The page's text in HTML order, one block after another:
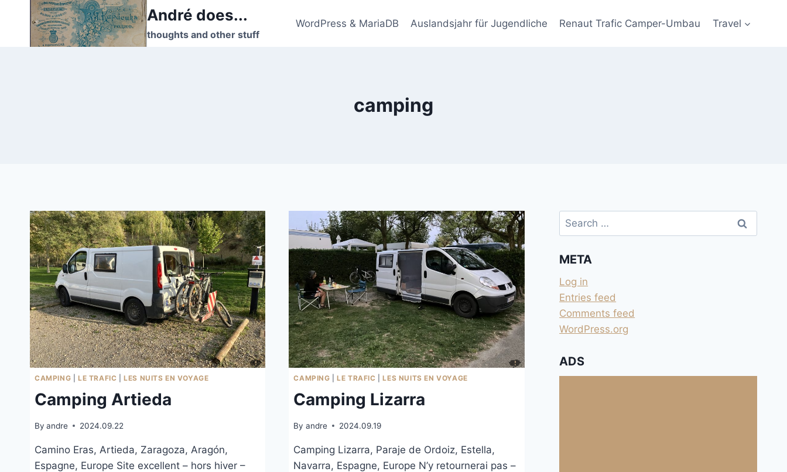
André does...
thoughts and other stuff
WordPress & MariaDB Auslandsjahr für Jugendliche Renaut Trafic Camper-Umbau Travel
camping
CAMPING LE TRAFIC |LES NUITS EN VOYAGE
Camping Artieda
By andre 2024.09.22
Camino Eras, Artieda, Zaragoza, Aragón,
Espagne, Europe Site excellent – hors hiver –
CAMPING |LE TRAFIC |LES NUITS EN VOYAGE
Camping Lizarra
By andre 2024.09.19
Camping Lizarra, Paraje de Ordoiz, Estella,
Navarra, Espagne, Europe N’y retournerai pas –
Search
for:
META
Log in
Entries feed
Comments feed
WordPress.org
ADS